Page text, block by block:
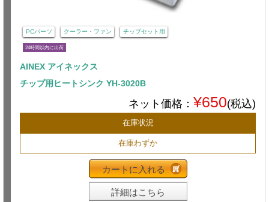
PCパーツ クーラー・ファン チップセット用
24時間以内に出荷
AINEX アイネックス
チップ用ヒートシンク YH-3020B
ネット価格： ¥650(税込)
在庫状況
在庫わずか
カートに入れる
詳細はこちら